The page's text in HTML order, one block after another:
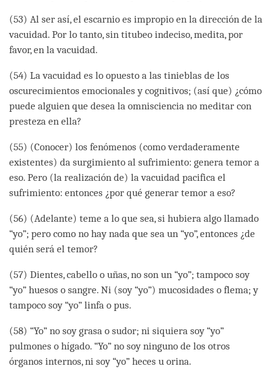
(53) Al ser así, el escarnio es impropio en la dirección de la
vacuidad. Por lo tanto, sin titubeo indeciso, medita, por
favor, en la vacuidad.
(54) La vacuidad es lo opuesto a las tinieblas de los
oscurecimientos emocionales y cognitivos; (así que) ¿cómo
puede alguien que desea la omnisciencia no meditar con
presteza en ella?
(55) (Conocer) los fenómenos (como verdaderamente
existentes) da surgimiento al sufrimiento: genera temor a
eso. Pero (la realización de) la vacuidad pacifica el
sufrimiento: entonces ¿por qué generar temor a eso?
(56) (Adelante) teme a lo que sea, si hubiera algo llamado
“yo”; pero como no hay nada que sea un “yo”, entonces ¿de
quién será el temor?
(57) Dientes, cabello o uñas, no son un “yo”; tampoco soy
“yo” huesos o sangre. Ni (soy “yo”) mucosidades o flema; y
tampoco soy “yo” linfa o pus.
(58) “Yo” no soy grasa o sudor; ni siquiera soy “yo”
pulmones o hígado. “Yo” no soy ninguno de los otros
órganos internos, ni soy “yo” heces u orina.